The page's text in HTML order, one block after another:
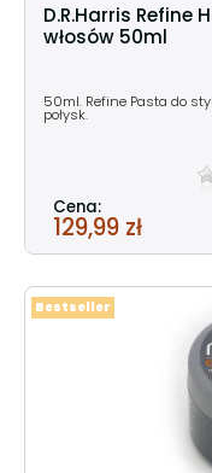
D.R.Harris
włosów 50ml
50ml. Refine Pasta do
połysk.
Cena:
129,99 zł
Bestseller